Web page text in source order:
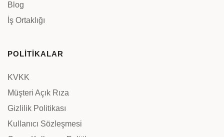
Blog
İş Ortaklığı
POLİTİKALAR
KVKK
Müşteri Açık Rıza
Gizlilik Politikası
Kullanıcı Sözleşmesi